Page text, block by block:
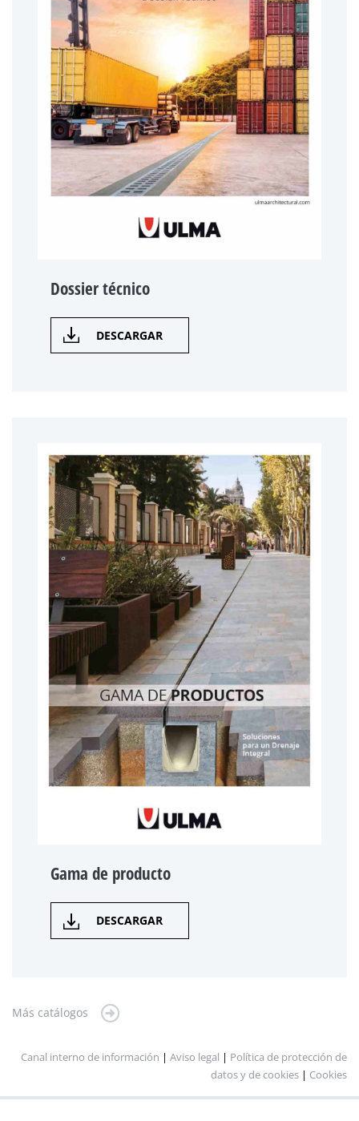
Dossier técnico
DESCARGAR
Gama de producto
DESCARGAR
Más catálogos
Canal interno de información | Aviso legal | Política de protección de
datos y de cookies | Cookies